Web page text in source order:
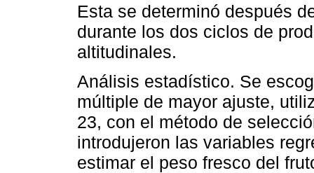
Esta se determinó después
durante los dos ciclos de
altitudinales.
Análisis estadístico. Se
múltiple de mayor ajuste,
23, con el método de
introdujeron las variables
estimar el peso fresco del